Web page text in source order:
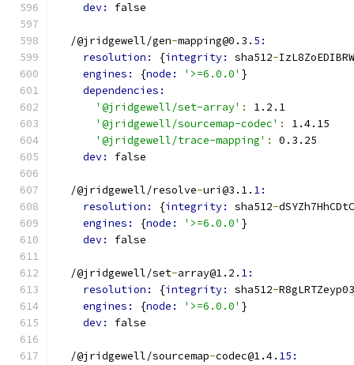
dev: false
  /@jridgewell/gen
-mapping@0.3. 5:
resolution:
{integrity: sha512-
engines:
{node: '>=6.0.0' }
dependencies:
'@jridgewell/set-array' :
1.2.1
'@jridgewell/sourcemap-codec' :
1.4.15
'@jridgewell/trace-mapping' :
0.3.25
dev: false
  /@jridgewell/resolve
-uri@3.1. 1:
resolution:
{integrity: sha512-
engines:
{node: '>=6.0.0' }
dev: false
  /@jridgewell/set
-array@1.2. 1:
resolution:
{integrity: sha512-
engines:
{node: '>=6.0.0' }
dev: false
  /@jridgewell/sourcemap
-codec@1.4. 15: